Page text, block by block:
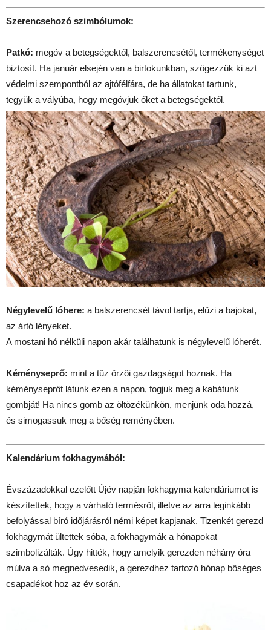
Szerencsehozó szimbólumok:
Patkó: megóv a betegségektől, balszerencsétől, termékenységet
biztosít. Ha január elsején van a birtokunkban, szögezzük ki azt
védelmi szempontból az ajtófélfára, de ha állatokat tartunk,
tegyük a vályúba, hogy megóvjuk őket a betegségektől.
Négylevelű lóhere: a balszerencsét távol tartja, elűzi a bajokat,
az ártó lényeket.
A mostani hó nélküli napon akár találhatunk is négylevelű lóherét.
Kéményseprő: mint a tűz őrzői gazdagságot hoznak. Ha
kéményseprőt látunk ezen a napon, fogjuk meg a kabátunk
gombját! Ha nincs gomb az öltözékünkön, menjünk oda hozzá,
és simogassuk meg a bőség reményében.
Kalendárium fokhagymából:
Évszázadokkal ezelőtt Újév napján fokhagyma kalendáriumot is
készítettek, hogy a várható termésről, illetve az arra leginkább
befolyással bíró időjárásról némi képet kapjanak. Tizenkét gerezd
fokhagymát ültettek sóba, a fokhagymák a hónapokat
szimbolizálták. Úgy hitték, hogy amelyik gerezden néhány óra
múlva a só megnedvesedik, a gerezdhez tartozó hónap bőséges
csapadékot hoz az év során.